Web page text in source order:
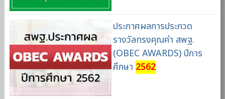
ประกาศผลการประกวด
รางวัลทรงคุณค่า สพฐ.
(OBEC AWARDS) ปีการ
ศึกษา 2562